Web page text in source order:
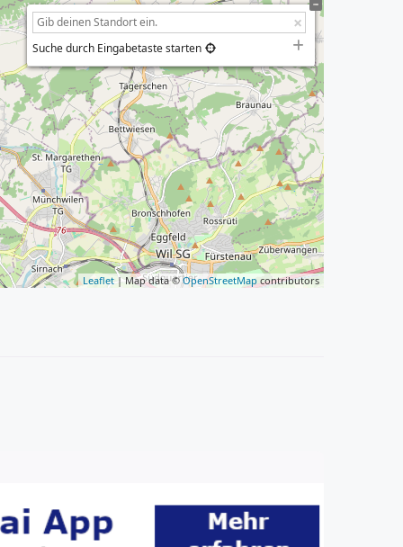
Suche durch Eingabetaste starten
Leaflet| Map data ©OpenStreetMap contributors